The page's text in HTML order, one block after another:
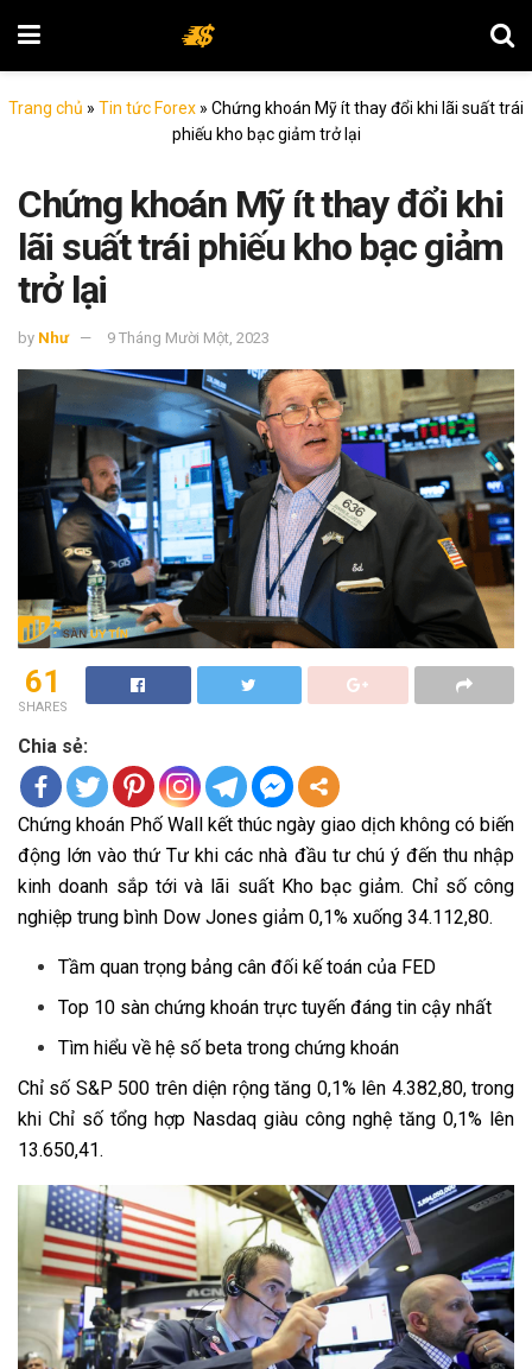
Trang chủ » Tin tức Forex » Chứng khoán Mỹ ít thay đổi khi lãi suất trái
phiếu kho bạc giảm trở lại
Chứng khoán Mỹ ít thay đổi khi
lãi suất trái phiếu kho bạc giảm
trở lại
by Như 9 Tháng Mười Một, 2023
61
SHARES
Chia sẻ:
Chứng khoán Phố Wall kết thúc ngày giao dịch không có biến
động lớn vào thứ Tư khi các nhà đầu tư chú ý đến thu nhập
kinh doanh sắp tới và lãi suất Kho bạc giảm. Chỉ số công
nghiệp trung bình Dow Jones giảm 0,1% xuống 34.112,80.
Tầm quan trọng bảng cân đối kế toán của FED
Top 10 sàn chứng khoán trực tuyến đáng tin cậy nhất
Tìm hiểu về hệ số beta trong chứng khoán
Chỉ số S&P 500 trên diện rộng tăng 0,1% lên 4.382,80, trong
khi Chỉ số tổng hợp Nasdaq giàu công nghệ tăng 0,1% lên
13.650,41.